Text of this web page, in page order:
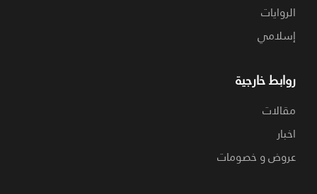
الروايات
إسلامي
روابط خارجية
مقالات
اخبار
عروض و خصومات